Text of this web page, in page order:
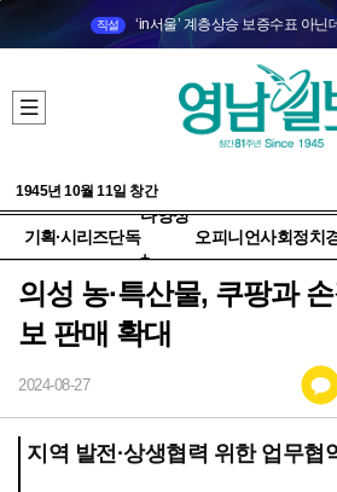
직설 ‘in서울’ 계층상승 보증수표 아닌
1945년 10월 11일 창간
기획·시리즈단독
다양성
+
오피니언사회정치
의성 농·특산물, 쿠팡과
보 판매 확대
2024-08-27
지역 발전·상생협력 위한 업무협